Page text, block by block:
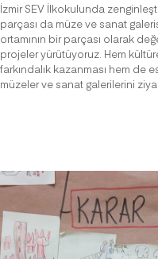
İzmir SEV İlkokulunda
parçası da müze ve sanat
ortamının bir parçası olarak
projeler yürütüyoruz. Hem
farkındalık kazanması hem de
müzeler ve sanat galerilerini